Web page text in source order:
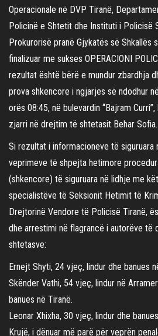
Operacionale në DVP Tiranë,
Policinë e Shtetit dhe Instituti i Policisë
Prokurorisë pranë Gjykatës së Shkallës
finalizuar me sukses OPERACIONI
rezultat është bërë e mundur zbardhja
prova shkencore i ngjarjes së ndodhur
orës 08:45, në bulevardin “Bajram
zjarri në drejtim të shtetasit Behar Sofia.
Si rezultat i informacioneve të siguruara
veprimeve të shpejta hetimore
(shkencore) të siguruara në lidhje me
specialistëve të Seksionit Hetimit të
Drejtorinë Vendore të Policisë Tiranë,
dhe arrestimi në flagrancë i autorëve të
shtetasve:
Ernejt Shyti, 24 vjeç, lindur dhe banues
Skënder Vathi, 54 vjeç, lindur në
banues në Tiranë.
Leonar Xhixha, 30 vjeç, lindur dhe
Krujë, i dënuar më parë për veprën